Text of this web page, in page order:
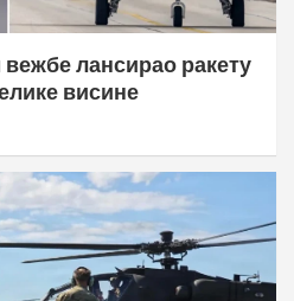
лансирао ракету
висине